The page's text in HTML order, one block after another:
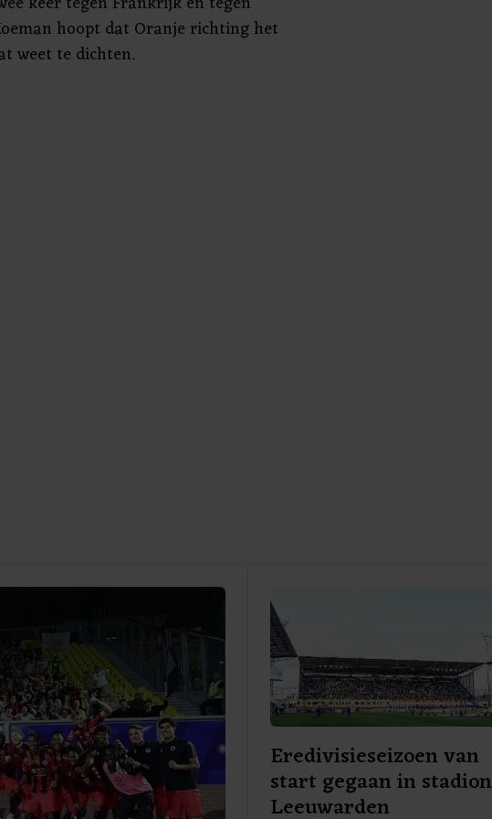
hoopt dat Oranje richting het
weet te dichten.
Eredivisieseizoen van
start gegaan in stadion
Leeuwarden